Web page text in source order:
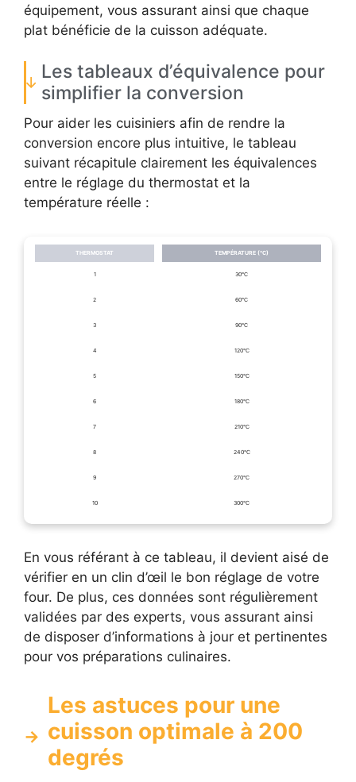
équipement, vous assurant ainsi que chaque
plat bénéficie de la cuisson adéquate.
Les tableaux d’équivalence pour
simplifier la conversion
Pour aider les cuisiniers afin de rendre la
conversion encore plus intuitive, le tableau
suivant récapitule clairement les équivalences
entre le réglage du thermostat et la
température réelle :
THERMOSTAT TEMPÉRATURE (°C)
1 30°C
2 60°C
3 90°C
4 120°C
5 150°C
6 180°C
7 210°C
8 240°C
9 270°C
10 300°C
En vous référant à ce tableau, il devient aisé de
vérifier en un clin d’œil le bon réglage de votre
four. De plus, ces données sont régulièrement
validées par des experts, vous assurant ainsi
de disposer d’informations à jour et pertinentes
pour vos préparations culinaires.
Les astuces pour une
cuisson optimale à 200
degrés